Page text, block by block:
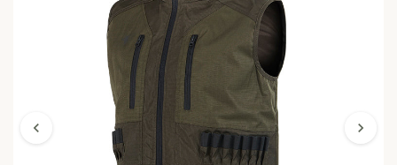
chevron_left chevron_right